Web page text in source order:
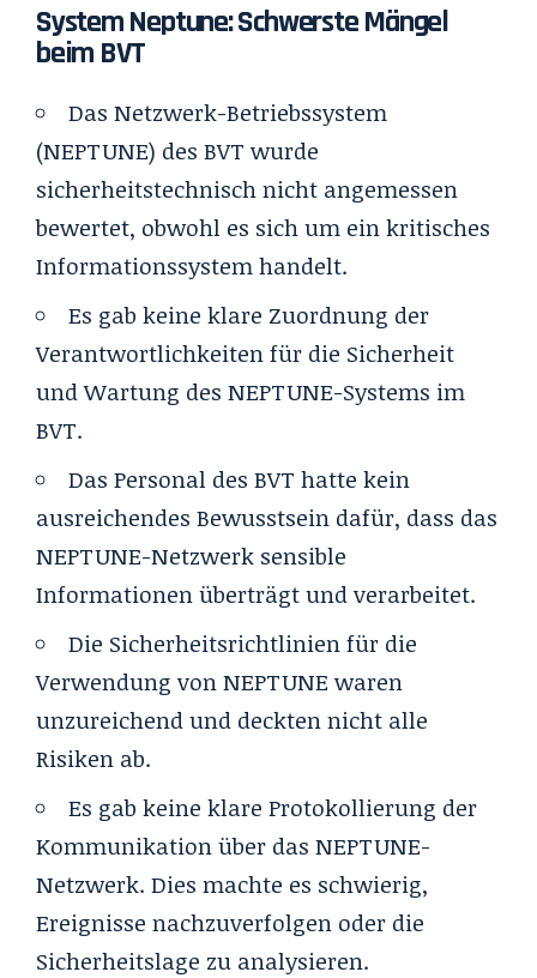
System Neptune: Schwerste Mängel
beim BVT
Das Netzwerk-Betriebssystem
(NEPTUNE) des BVT wurde
sicherheitstechnisch nicht angemessen
bewertet, obwohl es sich um ein kritisches
Informationssystem handelt.
Es gab keine klare Zuordnung der
Verantwortlichkeiten für die Sicherheit
und Wartung des NEPTUNE-Systems im
BVT.
Das Personal des BVT hatte kein
ausreichendes Bewusstsein dafür, dass das
NEPTUNE-Netzwerk sensible
Informationen überträgt und verarbeitet.
Die Sicherheitsrichtlinien für die
Verwendung von NEPTUNE waren
unzureichend und deckten nicht alle
Risiken ab.
Es gab keine klare Protokollierung der
Kommunikation über das NEPTUNE-
Netzwerk. Dies machte es schwierig,
Ereignisse nachzuverfolgen oder die
Sicherheitslage zu analysieren.